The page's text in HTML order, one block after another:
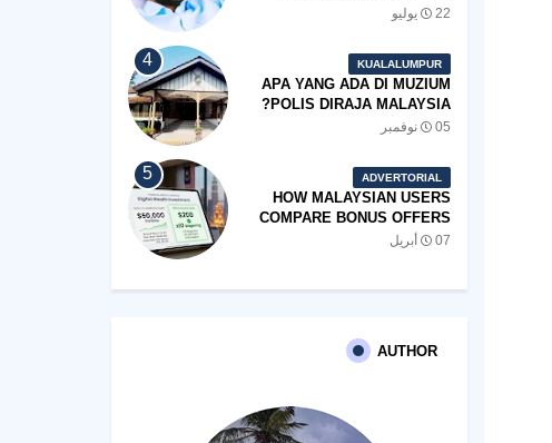
22 يوليو
KUALALUMPUR
APA YANG ADA DI MUZIUM
POLIS DIRAJA MALAYSIA?
05 نوفمبر
ADVERTORIAL
HOW MALAYSIAN USERS
COMPARE BONUS OFFERS
BEFORE THEY SIGN UP
07 أبريل
AUTHOR